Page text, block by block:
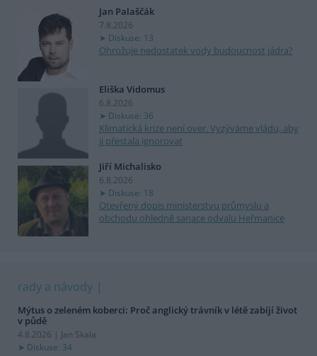
Jan Palaščák
7.8.2026
Diskuse: 13
Ohrožuje nedostatek vody budoucnost jádra?
Eliška Vidomus
6.8.2026
Diskuse: 36
Klimatická krize není over. Vyzýváme vládu, aby
ji přestala ignorovat
Jiří Michalisko
6.8.2026
Diskuse: 18
Otevřený dopis ministerstvu průmyslu a
obchodu ohledně sanace odvalu Heřmanice
rady a návody
Mýtus o zeleném koberci: Proč anglický trávník v létě zabíjí život
v půdě
4.8.2026 | Jan Skala
Diskuse: 34